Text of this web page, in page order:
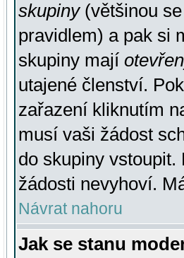
skupiny(většinou se
pravidlem) a pak si
skupiny mají
utajené členství.
zařazení kliknutím
musí vaši žádost
do skupiny
žádosti nevyhoví.
Návrat nahoru
Jak se stanu